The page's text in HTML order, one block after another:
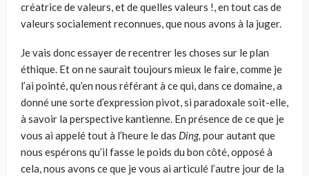
créatrice de valeurs, et de quelles valeurs !, en tout cas de
valeurs socialement reconnues, que nous avons à la juger.
Je vais donc essayer de recentrer les choses sur le plan
éthique. Et on ne saurait toujours mieux le faire, comme je
l’ai pointé, qu’en nous référant à ce qui, dans ce domaine, a
donné une sorte d’expression pivot, si para­doxale soit-elle,
à savoir la perspective kantienne. En présence de ce que je
vous ai appelé tout à l’heure le das Ding, pour autant que
nous espérons qu’il fasse le poids du bon côté, opposé à
cela, nous avons ce que je vous ai articulé l’autre jour de la